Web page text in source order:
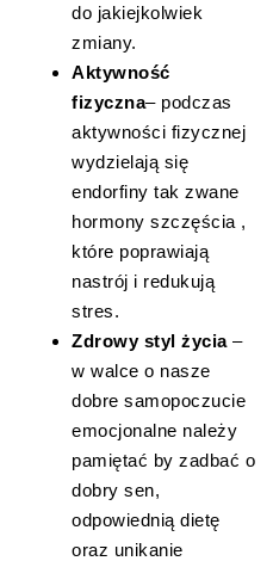
do jakiejkolwiek
zmiany.
Aktywność
fizyczna– podczas
aktywności fizycznej
wydzielają się
endorfiny tak zwane
hormony szczęścia ,
które poprawiają
nastrój i redukują
stres.
Zdrowy styl życia–
w walce o nasze
dobre samopoczucie
emocjonalne należy
pamiętać by zadbać o
dobry sen,
odpowiednią dietę
oraz unikanie